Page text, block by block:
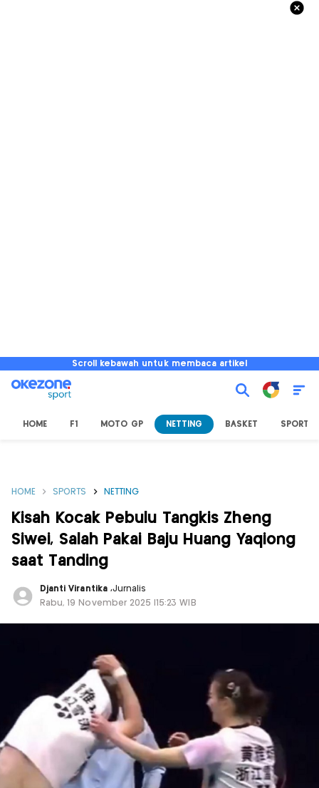
Scroll kebawah untuk membaca artikel
HOME F1 MOTO GP NETTING BASKET SPORT
HOME SPORTS NETTING
Kisah Kocak Pebulu Tangkis Zheng
Siwei, Salah Pakai Baju Huang Yaqiong
saat Tanding
Djanti Virantika ,Jurnalis
Rabu, 19 November 2025 |15:23 WIB